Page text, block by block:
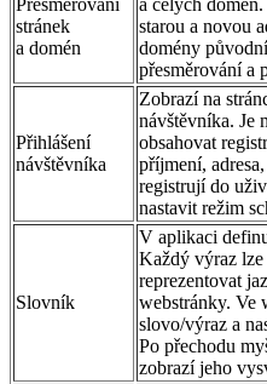
stránek
a domén
starou a novou
domény
přesměrování a
Přihlášení
návštěvníka
Zobrazí na
návštěvníka. Je
obsahovat
příjmení,
registrují do
nastavit režim
Slovník
V aplikaci
Každý výraz
reprezentovat
webstránky. Ve
slovo/výraz a
Po přechodu
zobrazí jeho